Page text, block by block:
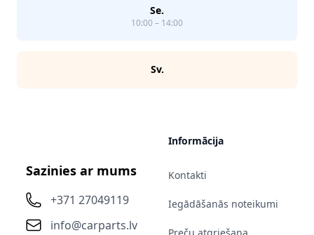
Se.
10:00 – 14:00
Sv.
Sazinies ar mums
+371 27049119
info@carparts.lv
Informācija
Kontakti
Iegādāšanās noteikumi